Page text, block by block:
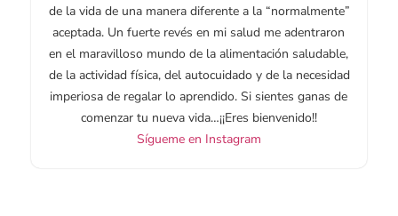
de la vida de una manera diferente a la “normalmente”
aceptada. Un fuerte revés en mi salud me adentraron
en el maravilloso mundo de la alimentación saludable,
de la actividad física, del autocuidado y de la necesidad
imperiosa de regalar lo aprendido. Si sientes ganas de
comenzar tu nueva vida…¡¡Eres bienvenido!!
Sígueme en Instagram